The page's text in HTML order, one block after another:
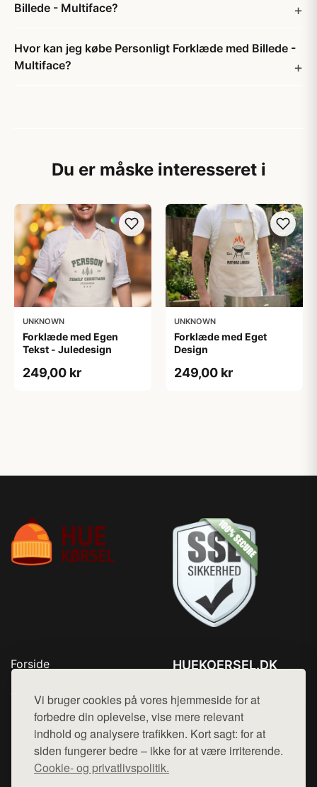
Vi bruger cookies på vores hjemmeside for at
forbedre din oplevelse, vise mere relevant
indhold og analysere trafikken. Kort sagt: for at
siden fungerer bedre – ikke for at være irriterende.
Cookie- og privatlivspolitik.
Billede - Multiface?
Hvor kan jeg købe Personligt Forklæde med Billede -
Multiface?
Du er måske interesseret i
UNKNOWN
Forklæde med Egen
Tekst - Juledesign
249,00 kr
UNKNOWN
Forklæde med Eget
Design
249,00 kr
Forside
Top Rabatter
Kontakt
HUEKOERSEL.DK
Mail: hej@want.dk
Cookie- og privatlivspolitik